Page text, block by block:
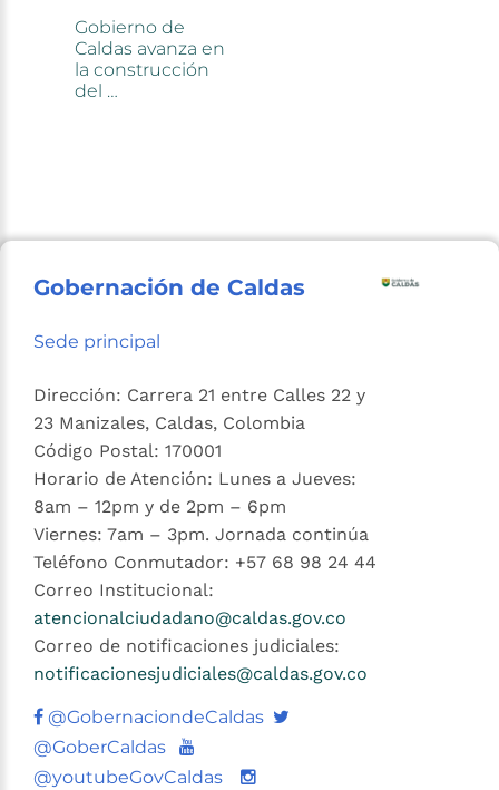
Gobernación de Caldas
Sede principal
Dirección: Carrera 21 entre Calles 22 y
23 Manizales, Caldas, Colombia
Código Postal: 170001
Horario de Atención: Lunes a Jueves:
8am – 12pm y de 2pm – 6pm
Viernes: 7am – 3pm. Jornada continúa
Teléfono Conmutador: +57 68 98 24 44
Correo Institucional:
atencionalciudadano@caldas.gov.co
Correo de notificaciones judiciales:
notificacionesjudiciales@caldas.gov.co
@GobernaciondeCaldas Twitter
@GoberCaldas
Youtube
@youtubeGovCaldas